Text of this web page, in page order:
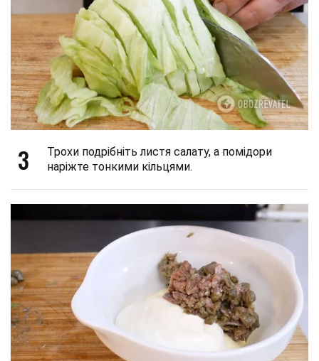
3
Трохи подрібніть листя салату, а помідори
наріжте тонкими кільцями.